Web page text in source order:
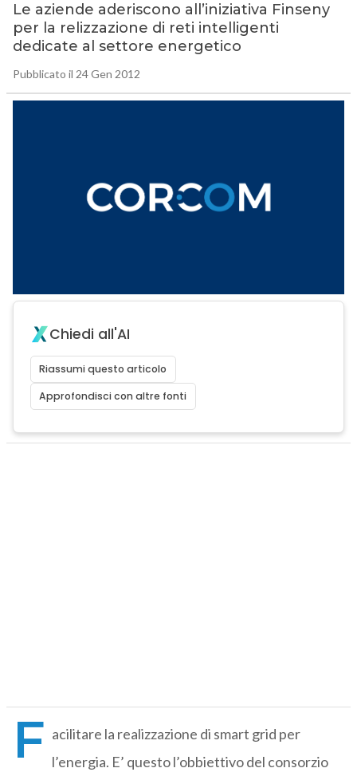
Le aziende aderiscono all’iniziativa Finseny
per la relizzazione di reti intelligenti
dedicate al settore energetico
Pubblicato il 24 Gen 2012
Chiedi all'AI
Riassumi questo articolo
Approfondisci con altre fonti
F acilitare la realizzazione di smart grid per
l’energia. E’ questo l’obbiettivo del consorzio